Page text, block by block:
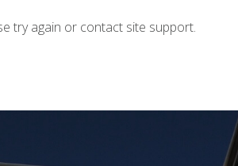
try again or contact site support.